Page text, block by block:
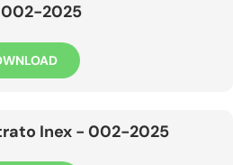
2025
Inex - 002-2025